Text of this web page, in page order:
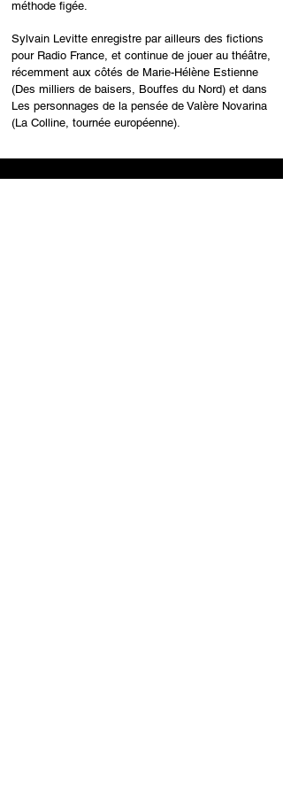
méthode figée.
Sylvain Levitte enregistre par ailleurs des fictions
pour Radio France, et continue de jouer au théâtre,
récemment aux côtés de Marie-Hélène Estienne
(Des milliers de baisers, Bouffes du Nord) et dans
Les personnages de la pensée de Valère Novarina
(La Colline, tournée européenne).